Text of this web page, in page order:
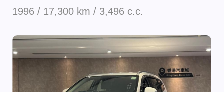
1996 / 17,300 km / 3,496 c.c.